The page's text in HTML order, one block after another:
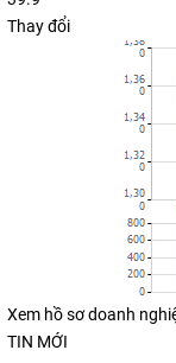
Thay đổi
Xem hồ sơ doanh
TIN MỚI